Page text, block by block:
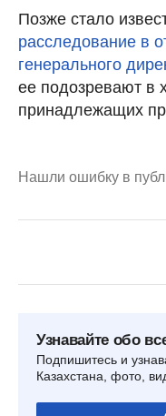
Позже стало
расследование в
генерального
ее подозревают в
принадлежащих
Нашли ошибку в
Узнавайте обо
Подпишитесь и
Казахстана, фото,